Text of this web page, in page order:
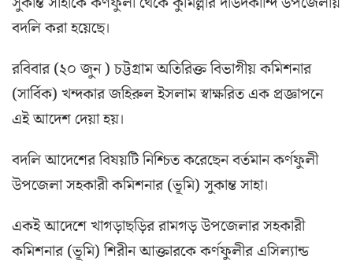
বদলি করা হয়েছে।
রবিবার (২০ জুন ) চট্টগ্রাম অতিরিক্ত বিভাগীয় কমিশনার
(সার্বিক) খন্দকার জহিরুল ইসলাম স্বাক্ষরিত এক প্রজ্ঞাপনে
এই আদেশ দেয়া হয়।
বদলি আদেশের বিষয়টি নিশ্চিত করেছেন বর্তমান কর্ণফুলী
উপজেলা সহকারী কমিশনার (ভূমি) সুকান্ত সাহা।
একই আদেশে খাগড়াছড়ির রামগড় উপজেলার সহকারী
কমিশনার (ভূমি) শিরীন আক্তারকে কর্ণফুলীর এসিল্যান্ড